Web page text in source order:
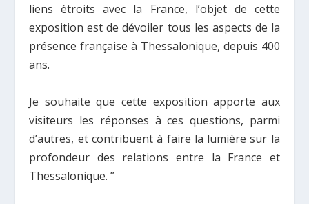
liens étroits avec la France, l’objet de cette
exposition est de dévoiler tous les aspects de la
présence française à Thessalonique, depuis 400
ans.
Je souhaite que cette exposition apporte aux
visiteurs les réponses à ces questions, parmi
d’autres, et contribuent à faire la lumière sur la
profondeur des relations entre la France et
Thessalonique. ”